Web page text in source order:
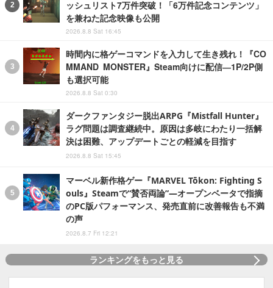
ッシュリスト7万件突破！「6万件記念コンテンツ」
を兼ねた記念映像も公開
2026.8.8 Sat 16:45
時間内に格ゲーコマンドを入力して生き残れ！『CO
MMAND MONSTER』Steam向けに配信―1P/2P側
も選択可能
2026.8.8 Sat 0:30
ダークファンタジー脱出ARPG『Mistfall Hunter』
ラグ問題は調査継続中。原因は多岐にわたり一括解
決は困難、アップデートごとの軽減を目指す
2026.8.8 Sat 15:45
マーベル新作格ゲー『MARVEL Tōkon: Fighting S
ouls』Steamで“賛否両論”―オープンベータで指摘
のPC版パフォーマンス、発売直前に改善報告も不満
の声
2026.8.7 Fri 12:21
ランキングをもっと見る